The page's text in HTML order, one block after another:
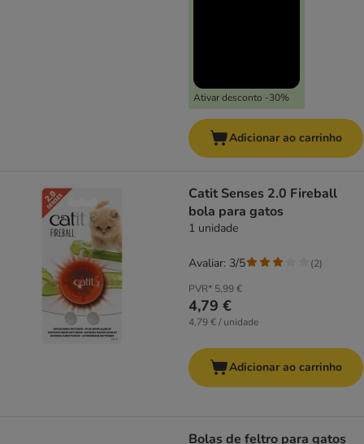
Ativar desconto -30%
Adicionar ao carrinho
Catit Senses 2.0 Fireball
bola para gatos
1 unidade
PVR* 5,99 €
4,79 €
4,79 € / unidade
Avaliar: 3/5 (2)
Adicionar ao carrinho
Bolas de feltro para gatos